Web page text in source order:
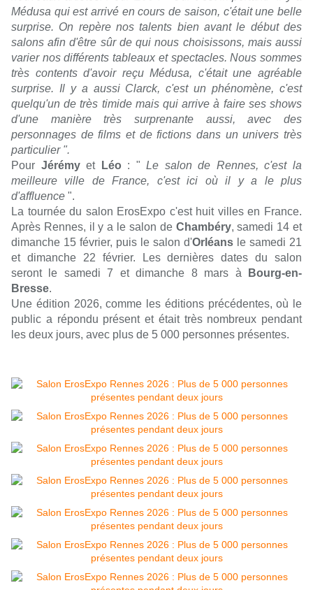
Médusa qui est arrivé en cours de saison, c'était une belle
surprise. On repère nos talents bien avant le début des
salons afin d'être sûr de qui nous choisissons, mais aussi
varier nos différents tableaux et spectacles. Nous sommes
très contents d'avoir reçu Médusa, c'était une agréable
surprise. Il y a aussi Clarck, c'est un phénomène, c'est
quelqu'un de très timide mais qui arrive à faire ses shows
d'une manière très surprenante aussi, avec des
personnages de films et de fictions dans un univers très
particulier".
Pour JérémyetLéo : " Le salon de Rennes, c'est la
meilleure ville de France, c'est ici où il y a le plus
d'affluence ".
La tournée du salon ErosExpo c'est huit villes en France.
Après Rennes, il y a le salon de Chambéry, samedi 14 et
dimanche 15 février, puis le salon d'Orléans le samedi 21
et dimanche 22 février. Les dernières dates du salon
seront le samedi 7 et dimanche 8 mars à
Bourg-en-
Bresse.
Une édition 2026, comme les éditions précédentes, où le
public a répondu présent et était très nombreux pendant
les deux jours, avec plus de 5 000 personnes présentes.